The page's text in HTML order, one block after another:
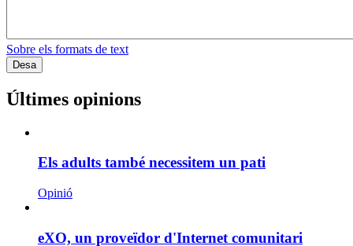
Sobre els formats de text
Últimes opinions
Els adults també necessitem un pati
Opinió
eXO, un proveïdor d'Internet comunitari